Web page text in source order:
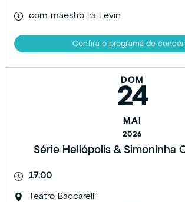
com maestro Ira Levin
Confira o programa de
DOM
24
MAI
2026
Série Heliópolis & Simoninha
17:00
Teatro Baccarelli